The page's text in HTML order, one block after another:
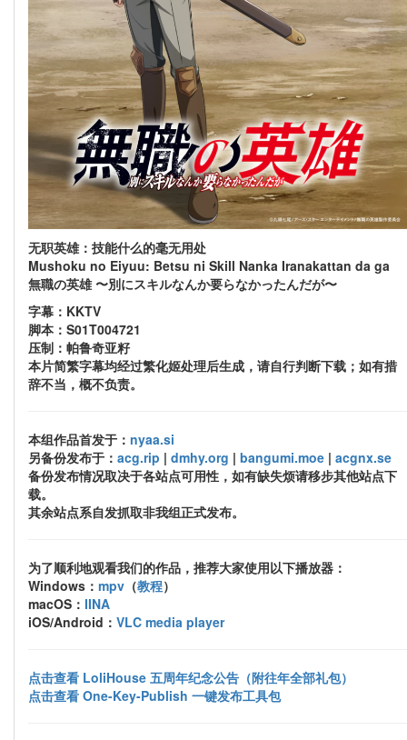
无职英雄：技能什么的毫无用处
Mushoku no Eiyuu: Betsu ni Skill Nanka Iranakattan da ga
無職の英雄 〜別にスキルなんか要らなかったんだが〜
字幕：KKTV
脚本：S01T004721
压制：帕鲁奇亚籽
本片简繁字幕均经过繁化姬处理后生成，请自行判断下载；如有措
辞不当，概不负责。
本组作品首发于： nyaa.si
另备份发布于： acg.rip | dmhy.org | bangumi.moe | acgnx.se
备份发布情况取决于各站点可用性，如有缺失烦请移步其他站点下
载。
其余站点系自发抓取非我组正式发布。
为了顺利地观看我们的作品，推荐大家使用以下播放器：
Windows： mpv （教程）
macOS： IINA
iOS/Android： VLC media player
点击查看 LoliHouse 五周年纪念公告（附往年全部礼包）
点击查看 One-Key-Publish 一键发布工具包